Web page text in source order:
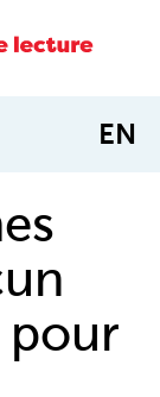
cart EN
pour